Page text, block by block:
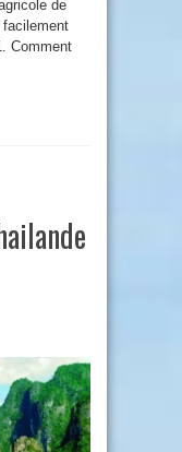
de
facilement
Comment